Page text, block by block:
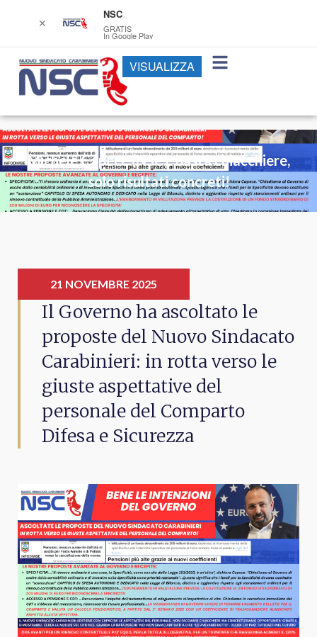
Michele Capece (NSC): basta chiacchiere,
solo risultati concreti!
21 NOVEMBRE 2025
Il Governo ha ascoltato le
proposte del Nuovo Sindacato
Carabinieri: in rotta verso le
giuste aspettative del
personale del Comparto
Difesa e Sicurezza
✕
NSC
GRATIS
In Google Play
VISUALIZZA